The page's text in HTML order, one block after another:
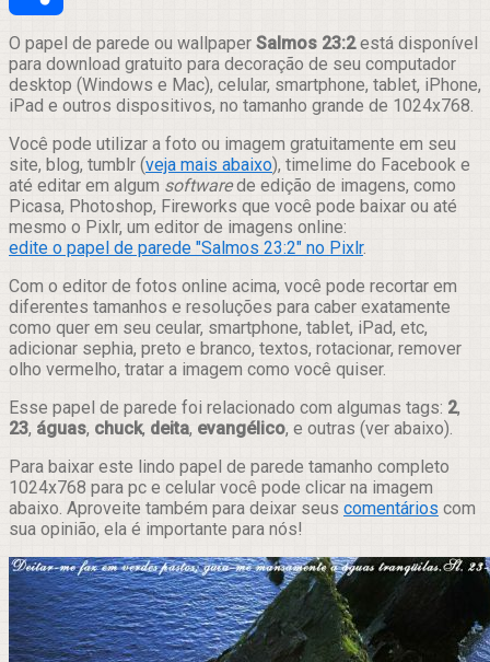
Compartilhar
O papel de parede ou wallpaper Salmos 23:2está disponível
para download gratuito para decoração de seu computador
desktop (Windows e Mac), celular, smartphone, tablet, iPhone,
iPad e outros dispositivos, no tamanho grande de 1024x768.
Você pode utilizar a foto ou imagem gratuitamente em seu
site, blog, tumblr (veja mais abaixo), timelime do Facebook e
até editar em algum softwarede edição de imagens, como
Picasa, Photoshop, Fireworks que você pode baixar ou até
mesmo o Pixlr, um editor de imagens online:
edite o papel de parede "Salmos 23:2" no Pixlr.
Com o editor de fotos online acima, você pode recortar em
diferentes tamanhos e resoluções para caber exatamente
como quer em seu ceular, smartphone, tablet, iPad, etc,
adicionar sephia, preto e branco, textos, rotacionar, remover
olho vermelho, tratar a imagem como você quiser.
Esse papel de parede foi relacionado com algumas tags: 2,
23, águas, chuck, deita, evangélico, e outras (ver abaixo).
Para baixar este lindo papel de parede tamanho completo
1024x768 para pc e celular você pode clicar na imagem
abaixo. Aproveite também para deixar seus comentários com
sua opinião, ela é importante para nós!